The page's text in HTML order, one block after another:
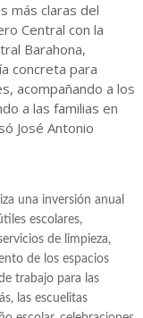
más claras del
Central con la
Barahona,
concreta para
acompañando a los
a las familias en
José Antonio
una inversión anual
escolares,
de limpieza,
de los espacios
trabajo para las
las escuelitas